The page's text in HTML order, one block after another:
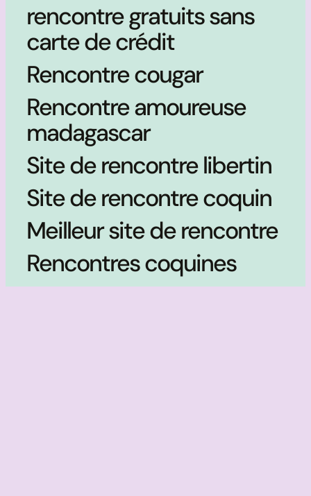
rencontre gratuits sans
carte de crédit
Rencontre cougar
Rencontre amoureuse
madagascar
Site de rencontre libertin
Site de rencontre coquin
Meilleur site de rencontre
Rencontres coquines